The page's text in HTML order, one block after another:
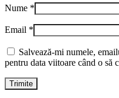
Nume *
Email *
Salvează-mi numele,
pentru data viitoare când o să